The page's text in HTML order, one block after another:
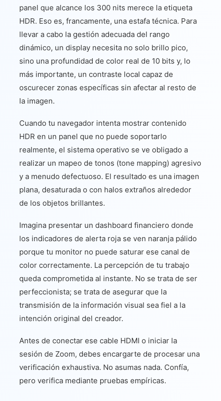
panel que alcance los 300 nits merece la etiqueta
HDR. Eso es, francamente, una estafa técnica. Para
llevar a cabo la gestión adecuada del rango
dinámico, un display necesita no solo brillo pico,
sino una profundidad de color real de 10 bits y, lo
más importante, un contraste local capaz de
oscurecer zonas específicas sin afectar al resto de
la imagen.
Cuando tu navegador intenta mostrar contenido
HDR en un panel que no puede soportarlo
realmente, el sistema operativo se ve obligado a
realizar un mapeo de tonos (tone mapping) agresivo
y a menudo defectuoso. El resultado es una imagen
plana, desaturada o con halos extraños alrededor
de los objetos brillantes.
Imagina presentar un dashboard financiero donde
los indicadores de alerta roja se ven naranja pálido
porque tu monitor no puede saturar ese canal de
color correctamente. La percepción de tu trabajo
queda comprometida al instante. No se trata de ser
perfeccionista; se trata de asegurar que la
transmisión de la información visual sea fiel a la
intención original del creador.
Antes de conectar ese cable HDMI o iniciar la
sesión de Zoom, debes encargarte de procesar una
verificación exhaustiva. No asumas nada. Confía,
pero verifica mediante pruebas empíricas.